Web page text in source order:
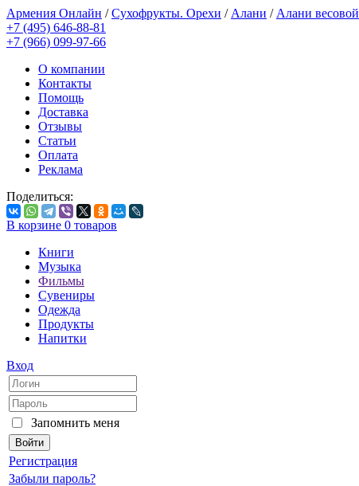
Армения Онлайн /Сухофрукты. Орехи / Алани / Алани весовой
+7 (495) 646-88-81
+7 (966) 099-97-66
О компании
Контакты
Помощь
Доставка
Отзывы
Статьи
Оплата
Реклама
Поделиться:
В корзине 0 товаров
Книги
Музыка
Фильмы
Сувениры
Одежда
Продукты
Напитки
Вход
Запомнить меня
Регистрация
Забыли пароль?